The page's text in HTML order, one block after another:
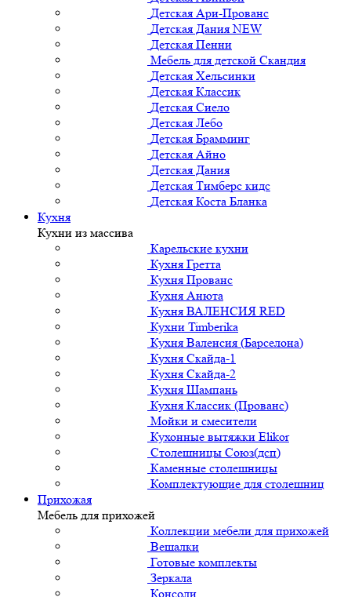
Детская Ари-Прованс
Детская Дания NEW
Детская Пенни
Мебель для детской Скандия
Детская Хельсинки
Детская Классик
Детская Сиело
Детская Лебо
Детская Брамминг
Детская Айно
Детская Дания
Детская Тимберс кидс
Детская Коста Бланка
Кухня
Кухни из массива
Карельские кухни
Кухня Гретта
Кухня Прованс
Кухня Анюта
Кухня ВАЛЕНСИЯ RED
Кухни Timberika
Кухня Валенсия (Барселона)
Кухня Скайда-1
Кухня Скайда-2
Кухня Шампань
Кухня Классик (Прованс)
Мойки и смесители
Кухонные вытяжки Elikor
Столешницы Союз(дсп)
Каменные столешницы
Комплектующие для столешниц
Прихожая
Мебель для прихожей
Коллекции мебели для прихожей
Вешалки
Готовые комплекты
Зеркала
Консоли